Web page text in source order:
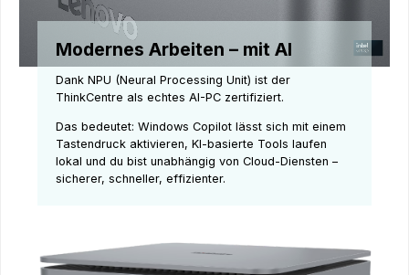
Modernes Arbeiten – mit AI
Dank NPU (Neural Processing Unit) ist der
ThinkCentre als echtes AI-PC zertifiziert.
Das bedeutet: Windows Copilot lässt sich mit einem
Tastendruck aktivieren, KI-basierte Tools laufen
lokal und du bist unabhängig von Cloud-Diensten –
sicherer, schneller, effizienter.